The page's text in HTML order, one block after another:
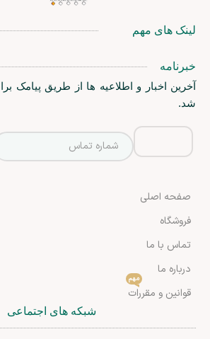
لینک های مهم
خبرنامه
آخرین اخبار و اطلاعیه ها از طریق پیامک
شد.
صفحه اصلی
فروشگاه
تماس با ما
درباره ما
قوانین و مقررات
مهم
شبکه های اجتماعی